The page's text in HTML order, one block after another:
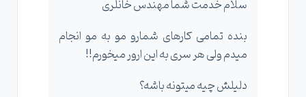
سلام خدمت شما مهندس خانلری
بنده تمامی کارهای شمارو مو به مو انجام
میدم ولی هر سری به این ارور میخورم!!
دلیلش چیه میتونه باشه؟